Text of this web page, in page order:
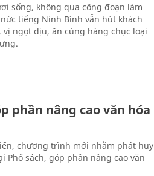
sống, không qua công đoạn làm
tiếng Ninh Bình vẫn hút khách
ngọt dịu, ăn cùng hàng chục loại
phần nâng cao văn hóa
chương trình mới nhằm phát huy
Phố sách, góp phần nâng cao văn